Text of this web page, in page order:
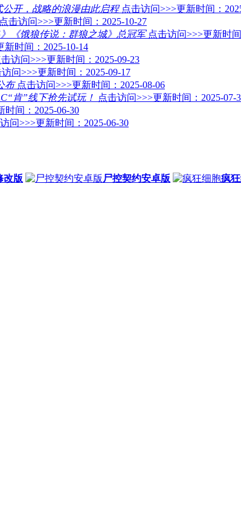
开，战略的浪漫由此启程 点击访问>>>更新时间：
点击访问>>>更新时间：2025-10-27
《饿狼传说：群狼之城》总冠军 点击访问>>>更新时
新时间：2025-10-14
击访问>>>更新时间：2025-09-23
访问>>>更新时间：2025-09-17
布 点击访问>>>更新时间：2025-08-06
肯”线下抢先试玩！ 点击访问>>>更新时间：2025-07-
时间：2025-06-30
问>>>更新时间：2025-06-30
改版 尸控契约安卓版 疯